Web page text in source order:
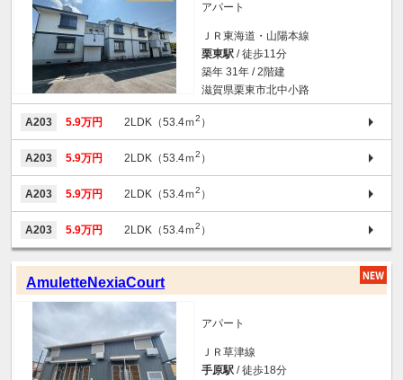
アパート
ＪＲ東海道・山陽本線
栗東駅 / 徒歩11分
築年 31年 / 2階建
滋賀県栗東市北中小路
A203 5.9万円 2LDK（53.4ｍ2 ）
A203 5.9万円 2LDK（53.4ｍ2 ）
A203 5.9万円 2LDK（53.4ｍ2 ）
A203 5.9万円 2LDK（53.4ｍ2 ）
AmuletteNexiaCourt
アパート
ＪＲ草津線
手原駅 / 徒歩18分